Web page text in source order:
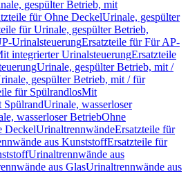
gespülter Betrieb, mit
für Ohne DeckelUrinale, gespülter
für Urinale, gespülter Betrieb,
UrinalsteuerungErsatzteile für Für AP-
integrierter UrinalsteuerungErsatzteile
Urinale, gespülter Betrieb, mit /
gespülter Betrieb, mit / für
für SpülrandlosMit
SpülrandUrinale, wasserloser
wasserloser BetriebOhne
DeckelUrinaltrennwändeErsatzteile für
aus KunststoffErsatzteile für
Urinaltrennwände aus
aus GlasUrinaltrennwände aus